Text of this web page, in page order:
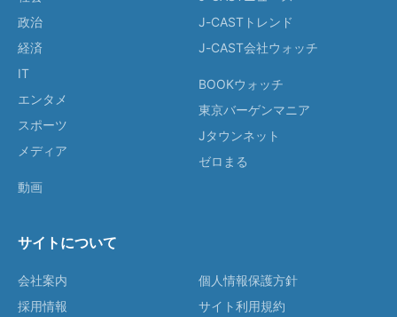
政治
経済
IT
エンタメ
スポーツ
メディア
動画
J-CASTトレンド
J-CAST会社ウォッチ
BOOKウォッチ
東京バーゲンマニア
Jタウンネット
ゼロまる
サイトについて
会社案内
採用情報
個人情報保護方針
サイト利用規約